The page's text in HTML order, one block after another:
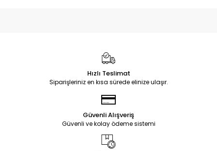
Hızlı Teslimat
Siparişleriniz en kısa sürede elinize ulaşır.
Güvenli Alışveriş
Güvenli ve kolay ödeme sistemi